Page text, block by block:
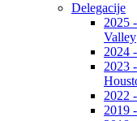
Delegacije
2025
Valley
2024
2023
2022
2019